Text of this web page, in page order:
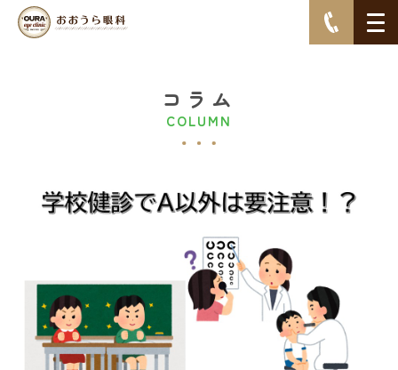
コラム
COLUMN